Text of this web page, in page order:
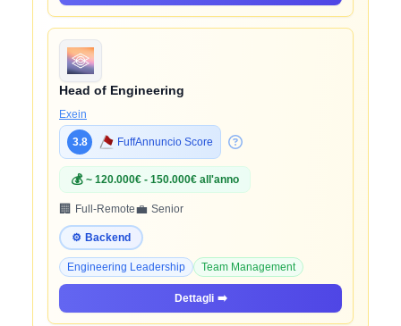
Head of Engineering
Exein
3.8 FuffAnnuncio Score
💰 ~ 120.000€ - 150.000€ all'anno
🏢 Full-Remote💼 Senior
⚙️ Backend
Engineering Leadership Team Management
Dettagli ➡️